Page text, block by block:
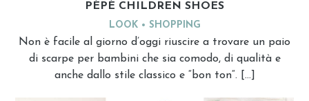
PÈPÈ CHILDREN SHOES
LOOK SHOPPING
Non è facile al giorno d’oggi riuscire a trovare un paio
di scarpe per bambini che sia comodo, di qualità e
anche dallo stile classico e “bon ton“. […]